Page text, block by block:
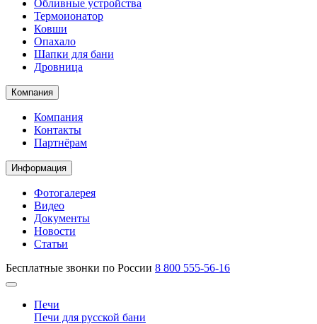
Обливные устройства
Термоионатор
Ковши
Опахало
Шапки для бани
Дровница
Компания
Компания
Контакты
Партнёрам
Информация
Фотогалерея
Видео
Документы
Новости
Статьи
Бесплатные звонки по России 8 800 555-56-16
Печи
Печи для русской бани